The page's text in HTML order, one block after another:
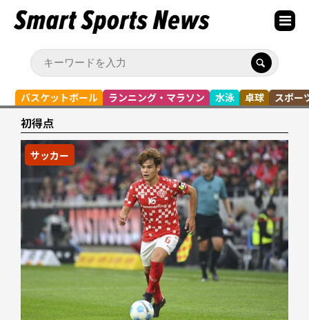
バスケットボール ランニング・マラソン 水泳 卓球 スポー
初得点
サッカー